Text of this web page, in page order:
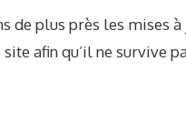
de plus près les mises
afin qu’il ne survive